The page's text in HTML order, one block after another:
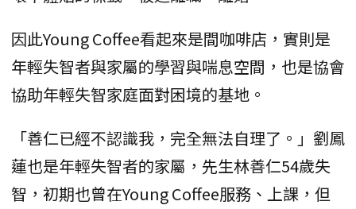
因此Young Coffee看起來是間咖啡店，實則是
年輕失智者與家屬的學習與喘息空間，也是協會
協助年輕失智家庭面對困境的基地。
「善仁已經不認識我，完全無法自理了。」劉鳳
蓮也是年輕失智者的家屬，先生林善仁54歲失
智，初期也曾在Young Coffee服務、上課，但